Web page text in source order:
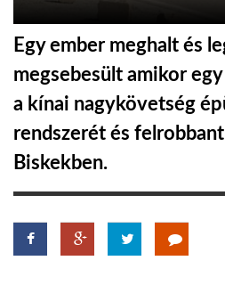
LINKTR.EE
GLOBOZSARU
DOBRAVERO.HU
LATIMO.HU
Egy ember meghalt és
megsebesült amikor
a kínai nagykövetség
rendszerét és
Biskekben.